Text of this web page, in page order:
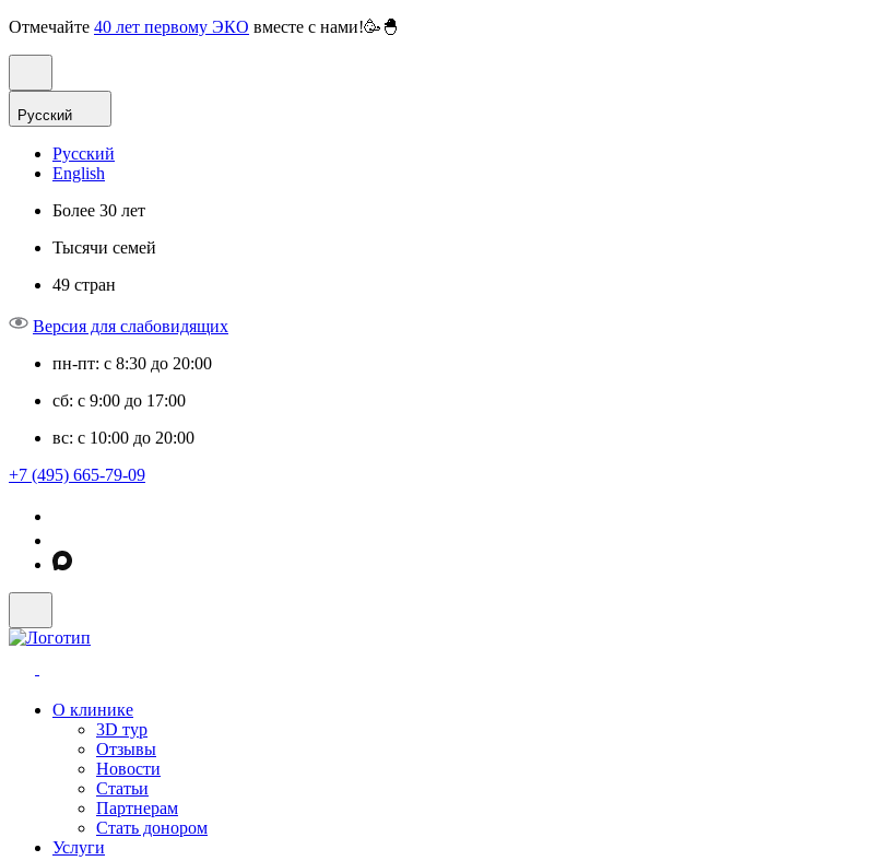
Отмечайте 40 лет первому ЭКО вместе с нами!🥳🐣
Русский
Русский
English
Более 30 лет
Тысячи семей
49 стран
Версия для слабовидящих
пн-пт: с 8:30 до 20:00
сб: с 9:00 до 17:00
вс: с 10:00 до 20:00
+7 (495) 665-79-09
О клинике
3D тур
Отзывы
Новости
Статьи
Партнерам
Стать донором
Услуги